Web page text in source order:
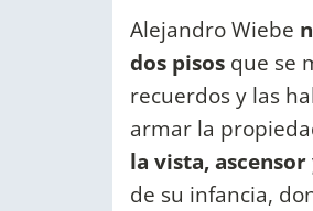
Alejandro Wiebe
dos pisos que se
recuerdos y las
armar la
la vista,
de su infancia,